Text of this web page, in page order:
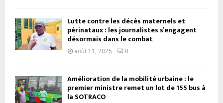
Lutte contre les décès maternels et
périnataux : les journalistes s’engagent
désormais dans le combat
août 11, 2025 0
Amélioration de la mobilité urbaine : le
premier ministre remet un lot de 155 bus à
la SOTRACO